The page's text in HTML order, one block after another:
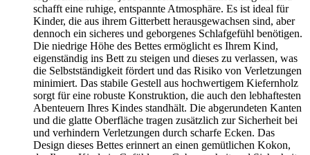
schafft eine ruhige, entspannte Atmosphäre. Es ist ideal für
Kinder, die aus ihrem Gitterbett herausgewachsen sind, aber
dennoch ein sicheres und geborgenes Schlafgefühl benötigen.
Die niedrige Höhe des Bettes ermöglicht es Ihrem Kind,
eigenständig ins Bett zu steigen und dieses zu verlassen, was
die Selbstständigkeit fördert und das Risiko von Verletzungen
minimiert. Das stabile Gestell aus hochwertigem Kiefernholz
sorgt für eine robuste Konstruktion, die auch den lebhaftesten
Abenteuern Ihres Kindes standhält. Die abgerundeten Kanten
und die glatte Oberfläche tragen zusätzlich zur Sicherheit bei
und verhindern Verletzungen durch scharfe Ecken. Das
Design dieses Bettes erinnert an einen gemütlichen Kokon,